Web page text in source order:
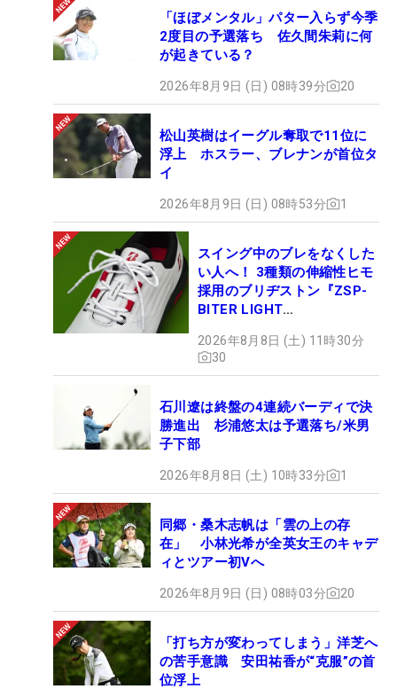
「ほぼメンタル」パター入らず今季
2度目の予選落ち 佐久間朱莉に何
が起きている？
2026年8月9日 (日) 08時39分 20
松山英樹はイーグル奪取で11位に
浮上 ホスラー、ブレナンが首位タ
イ
2026年8月9日 (日) 08時53分 1
スイング中のブレをなくした
い人へ！ 3種類の伸縮性ヒモ
採用のブリヂストン『ZSP-
BITER LIGHT
ュー
2026年8月8日 (土) 11時30分
30
石川遼は終盤の4連続バーディで決
勝進出 杉浦悠太は予選落ち/米男
子下部
2026年8月8日 (土) 10時33分 1
同郷・桑木志帆は「雲の上の存
在」 小林光希が全英女王のキャデ
ィとツアー初Vへ
2026年8月9日 (日) 08時03分 20
「打ち方が変わってしまう」洋芝へ
の苦手意識 安田祐香が“克服”の首
位浮上